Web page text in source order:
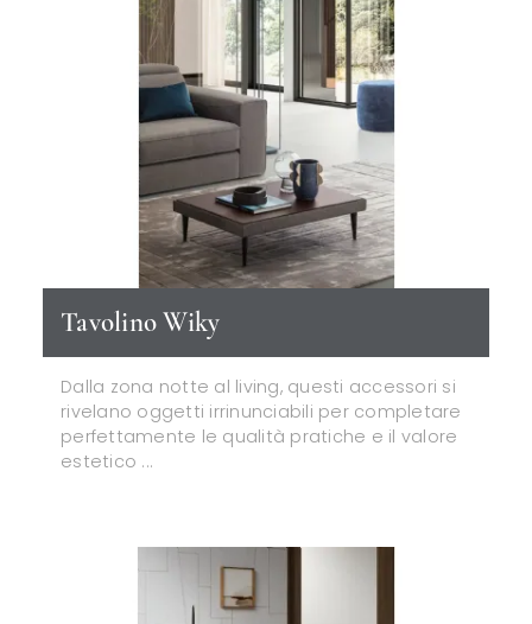
Tavolino Wiky
Dalla zona notte al living, questi accessori si
rivelano oggetti irrinunciabili per completare
perfettamente le qualità pratiche e il valore
estetico ...